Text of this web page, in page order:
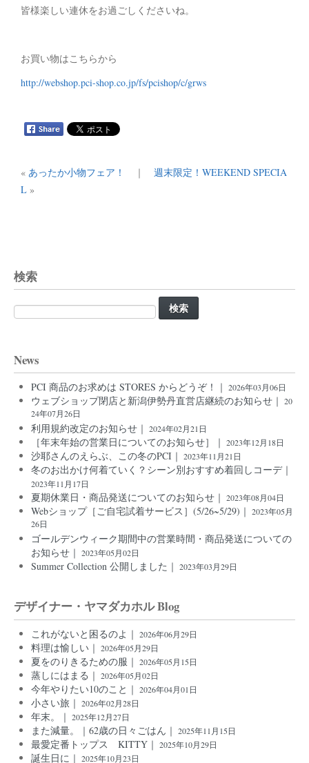
皆様楽しい連休をお過ごしくださいね。
お買い物はこちらから
http://webshop.pci-shop.co.jp/fs/pcishop/c/grws
« あったか小物フェア！ ｜ 週末限定！WEEKEND SPECIA
L »
検索
検
索:
News
PCI 商品のお求めは STORES からどうぞ！｜ 2026年03月06日
ウェブショップ閉店と新潟伊勢丹直営店継続のお知らせ｜ 20
24年07月26日
利用規約改定のお知らせ｜ 2024年02月21日
［年末年始の営業日についてのお知らせ］｜ 2023年12月18日
沙耶さんのえらぶ、この冬のPCI｜ 2023年11月21日
冬のお出かけ何着ていく？シーン別おすすめ着回しコーデ｜
2023年11月17日
夏期休業日・商品発送についてのお知らせ｜ 2023年08月04日
Webショップ［ご自宅試着サービス］(5/26~5/29)｜ 2023年05月
26日
ゴールデンウィーク期間中の営業時間・商品発送についての
お知らせ｜ 2023年05月02日
Summer Collection 公開しました｜ 2023年03月29日
デザイナー・ヤマダカホル Blog
これがないと困るのよ｜ 2026年06月29日
料理は愉しい｜ 2026年05月29日
夏をのりきるための服｜ 2026年05月15日
蒸しにはまる｜ 2026年05月02日
今年やりたい10のこと｜ 2026年04月01日
小さい旅｜ 2026年02月28日
年末。｜ 2025年12月27日
また減量。｜62歳の日々ごはん｜ 2025年11月15日
最愛定番トップス KITTY｜ 2025年10月29日
誕生日に｜ 2025年10月23日